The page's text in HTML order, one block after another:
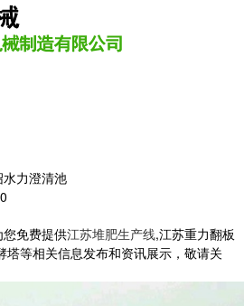
力澄清池
免费提供江苏堆肥生产线,江苏重力翻板
塔等相关信息发布和资讯展示，敬请关